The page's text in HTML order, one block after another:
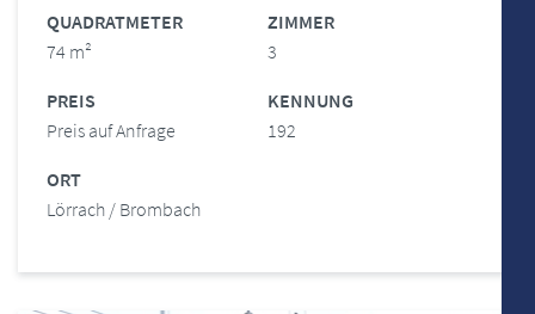
QUADRATMETER
74 m²
ZIMMER
3
PREIS
Preis auf Anfrage
KENNUNG
192
ORT
Lörrach / Brombach